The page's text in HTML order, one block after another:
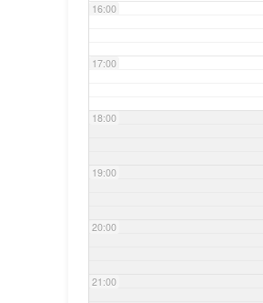
16:00
17:00
18:00
19:00
20:00
21:00